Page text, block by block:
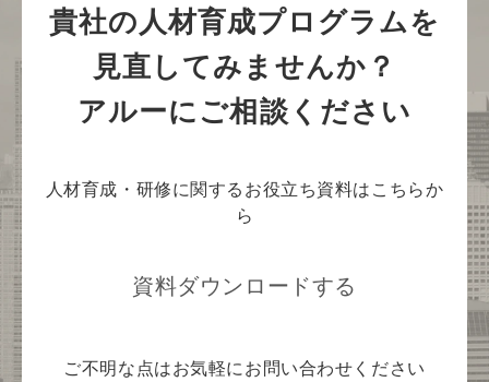
貴社の人材育成プログラムを
見直してみませんか？
アルーにご相談ください
人材育成・研修に関するお役立ち資料はこちらか
ら
資料ダウンロードする
ご不明な点はお気軽にお問い合わせください